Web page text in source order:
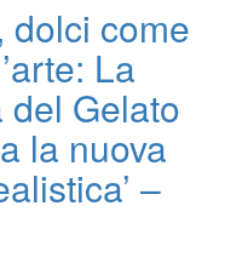
dolci come
La
del Gelato
la nuova
–